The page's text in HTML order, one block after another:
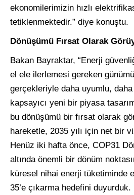
ekonomilerimizin hızlı
tetiklenmektedir.” diye konuştu.
Dönüşümü Fırsat Olarak
Bakan Bayraktar, “Enerji
el ele ilerlemesi gereken
gerçekleriyle daha uyumlu,
kapsayıcı yeni bir piyasa
bu dönüşümü bir fırsat olarak
hareketle, 2035 yılı için net bir
Henüz iki hafta önce, COP31
altında önemli bir dönüm
küresel nihai enerji tüketiminde
35’e çıkarma hedefini duyurduk.